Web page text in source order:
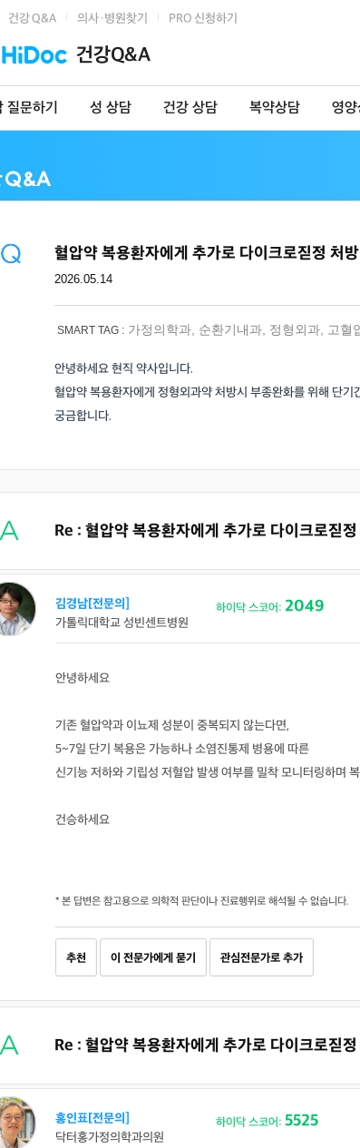
건강 Q&A 의사·병원찾기 PRO 신청하기
건강Q&A
질문하기 성 상담 건강 상담 복약상담 영
혈압약 복용환자에게 추가로 다이크로짇정 처방
2026.05.14
SMART TAG : 가정의학과 순환기내과 정형외과 고혈
안녕하세요 현직 약사입니다.
혈압약 복용환자에게 정형외과약 처방시 부종완화를 위해 단
궁금합니다.
Re : 혈압약 복용환자에게 추가로 다이크로짇
김경남[전문의]
가톨릭대학교 성빈센트병원
하이닥 스코어: 2049
안녕하세요
기존 혈압약과 이뇨제 성분이 중복되지 않는다면,
5~7일 단기 복용은 가능하나 소염진통제 병용에 따른
신기능 저하와 기립성 저혈압 발생 여부를 밀착 모니터링하며
건승하세요
* 본 답변은 참고용으로 의학적 판단이나 진료행위로 해석될 수 없습니다.
추천 이 전문가에게 묻기 관심전문가로 추가
Re : 혈압약 복용환자에게 추가로 다이크로짇
홍인표[전문의]
닥터홍가정의학과의원
하이닥 스코어: 5525